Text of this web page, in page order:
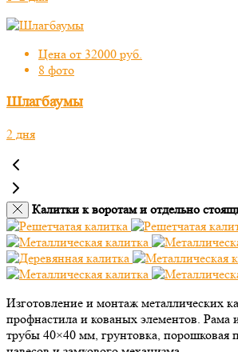
Цена от 32000 руб.
8 фото
Шлагбаумы
2 дня
Калитки к воротам и отдельно
Изготовление и монтаж металлических
профнастила и кованых элементов. Рама
трубы 40×40 мм, грунтовка, порошковая